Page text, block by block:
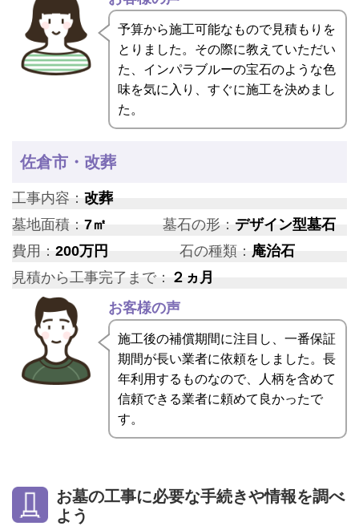
予算から施工可能なもので見積もりを
とりました。その際に教えていただい
た、インパラブルーの宝石のような色
味を気に入り、すぐに施工を決めまし
た。
佐倉市・改葬
工事内容： 改葬
墓地面積： 7㎡ 墓石の形： デザイン型墓石
費用： 200万円 石の種類： 庵治石
見積から工事完了まで： ２ヵ月
お客様の声
施工後の補償期間に注目し、一番保証
期間が長い業者に依頼をしました。長
年利用するものなので、人柄を含めて
信頼できる業者に頼めて良かったで
す。
お墓の工事に必要な手続きや情報を調べ
よう